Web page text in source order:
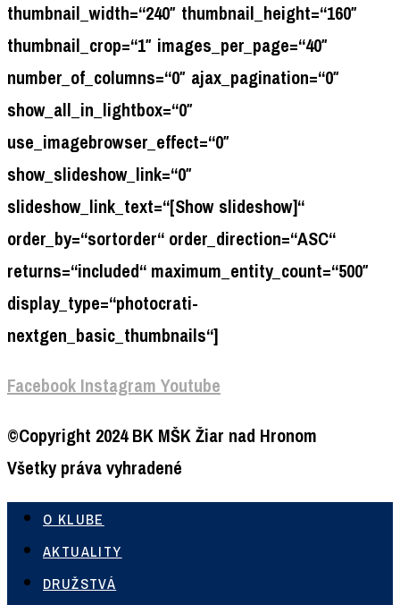
thumbnail_width=“240″ thumbnail_height=“160″
thumbnail_crop=“1″ images_per_page=“40″
number_of_columns=“0″ ajax_pagination=“0″
show_all_in_lightbox=“0″
use_imagebrowser_effect=“0″
show_slideshow_link=“0″
slideshow_link_text=“[Show slideshow]“
order_by=“sortorder“ order_direction=“ASC“
returns=“included“ maximum_entity_count=“500″
display_type=“photocrati-
nextgen_basic_thumbnails“]
Facebook Instagram Youtube
©Copyright 2024 BK MŠK Žiar nad Hronom
Všetky práva vyhradené
O KLUBE
AKTUALITY
DRUŽSTVÁ